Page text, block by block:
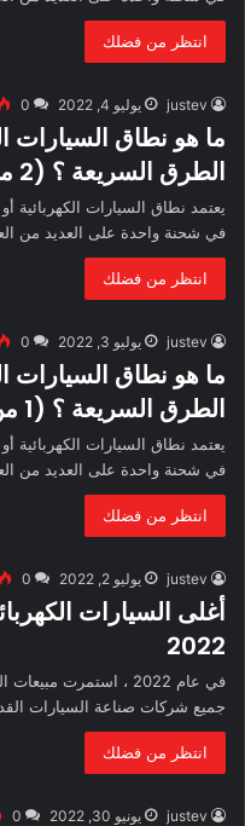
انتظر من فضلك
justev يوليو 4, 2022 0
ما هو نطاق السيارات
الطرق السريعة ؟ (2 من 3)
يعتمد نطاق السيارات الكهربائية
في شحنة واحدة على العديد من
انتظر من فضلك
justev يوليو 3, 2022 0
ما هو نطاق السيارات
الطرق السريعة ؟ (1 من 3)
يعتمد نطاق السيارات الكهربائية
في شحنة واحدة على العديد من
انتظر من فضلك
justev يوليو 2, 2022 0
أغلى السيارات
2022
في عام 2022 ، استمرت
جميع شركات صناعة السيارات
انتظر من فضلك
justev يونيو 30, 2022 0